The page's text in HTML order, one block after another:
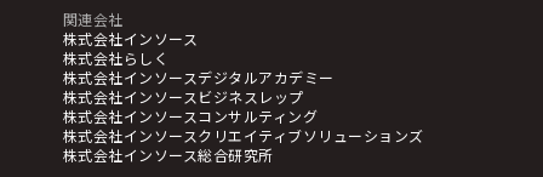
関連会社
株式会社インソース
株式会社らしく
株式会社インソースデジタルアカデミー
株式会社インソースビジネスレップ
株式会社インソースコンサルティング
株式会社インソースクリエイティブソリューションズ
株式会社インソース総合研究所